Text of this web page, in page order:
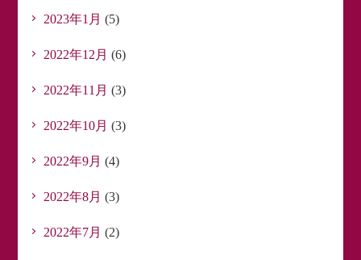
2023年1月 (5)
2022年12月 (6)
2022年11月 (3)
2022年10月 (3)
2022年9月 (4)
2022年8月 (3)
2022年7月 (2)